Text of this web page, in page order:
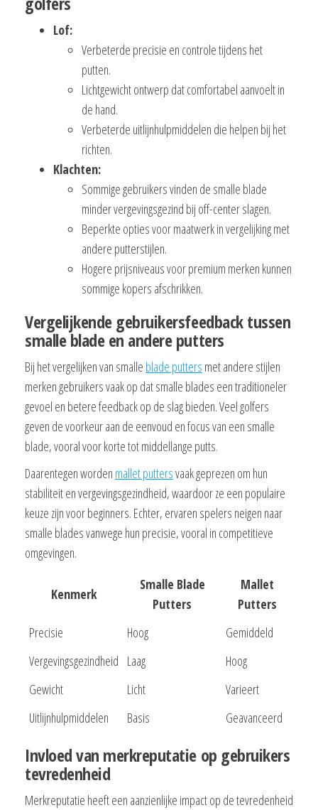
Lof:
Verbeterde precisie en controle tijdens het
putten.
Lichtgewicht ontwerp dat comfortabel aanvoelt in
de hand.
Verbeterde uitlijnhulpmiddelen die helpen bij het
richten.
Klachten:
Sommige gebruikers vinden de smalle blade
minder vergevingsgezind bij off-center slagen.
Beperkte opties voor maatwerk in vergelijking met
andere putterstijlen.
Hogere prijsniveaus voor premium merken kunnen
sommige kopers afschrikken.
Vergelijkende gebruikersfeedback tussen
smalle blade en andere putters
Bij het vergelijken van smalle blade putters met andere stijlen
merken gebruikers vaak op dat smalle blades een traditioneler
gevoel en betere feedback op de slag bieden. Veel golfers
geven de voorkeur aan de eenvoud en focus van een smalle
blade, vooral voor korte tot middellange putts.
Daarentegen worden mallet puttersvaak geprezen om hun
stabiliteit en vergevingsgezindheid, waardoor ze een populaire
keuze zijn voor beginners. Echter, ervaren spelers neigen naar
smalle blades vanwege hun precisie, vooral in competitieve
omgevingen.
Kenmerk
Smalle Blade
Putters
Mallet
Putters
Precisie
Hoog
Gemiddeld
Vergevingsgezindheid Laag
Hoog
Gewicht
Licht
Varieert
Uitlijnhulpmiddelen
Basis Geavanceerd
Invloed van merkreputatie op gebruikers
tevredenheid
Merkreputatie heeft een aanzienlijke impact op de tevredenheid